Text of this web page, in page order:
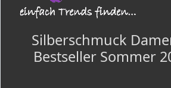
Silberschmuck
Bestseller Sommer